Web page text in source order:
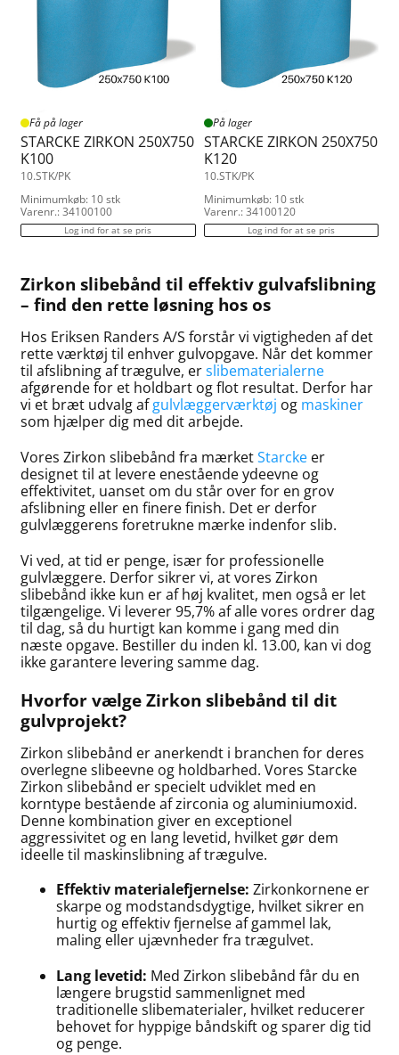
Få på lager
STARCKE ZIRKON 250X750
K100
10.STK/PK
Minimumkøb: 10 stk
Varenr.: 34100100
Log ind for at se pris
På lager
STARCKE ZIRKON 250X750
K120
10.STK/PK
Minimumkøb: 10 stk
Varenr.: 34100120
Log ind for at se pris
Zirkon slibebånd til effektiv gulvafslibning
– find den rette løsning hos os
Hos Eriksen Randers A/S forstår vi vigtigheden af det
rette værktøj til enhver gulvopgave. Når det kommer
til afslibning af trægulve, erslibematerialerne
afgørende for et holdbart og flot resultat. Derfor har
vi et bræt udvalg afgulvlæggerværktøj og maskiner
som hjælper dig med dit arbejde.
Vores Zirkon slibebånd fra mærketStarcke er
designet til at levere enestående ydeevne og
effektivitet, uanset om du står over for en grov
afslibning eller en finere finish. Det er derfor
gulvlæggerens foretrukne mærke indenfor slib.
Vi ved, at tid er penge, især for professionelle
gulvlæggere. Derfor sikrer vi, at vores Zirkon
slibebånd ikke kun er af høj kvalitet, men også er let
tilgængelige. Vi leverer 95,7% af alle vores ordrer dag
til dag, så du hurtigt kan komme i gang med din
næste opgave. Bestiller du inden kl. 13.00, kan vi dog
ikke garantere levering samme dag.
Hvorfor vælge Zirkon slibebånd til dit
gulvprojekt?
Zirkon slibebånd er anerkendt i branchen for deres
overlegne slibeevne og holdbarhed. Vores Starcke
Zirkon slibebånd er specielt udviklet med en
korntype bestående af zirconia og aluminiumoxid.
Denne kombination giver en exceptionel
aggressivitet og en lang levetid, hvilket gør dem
ideelle til maskinslibning af trægulve.
Effektiv materialefjernelse: Zirkonkornene er
skarpe og modstandsdygtige, hvilket sikrer en
hurtig og effektiv fjernelse af gammel lak,
maling eller ujævnheder fra trægulvet.
Lang levetid: Med Zirkon slibebånd får du en
længere brugstid sammenlignet med
traditionelle slibematerialer, hvilket reducerer
behovet for hyppige båndskift og sparer dig tid
og penge.